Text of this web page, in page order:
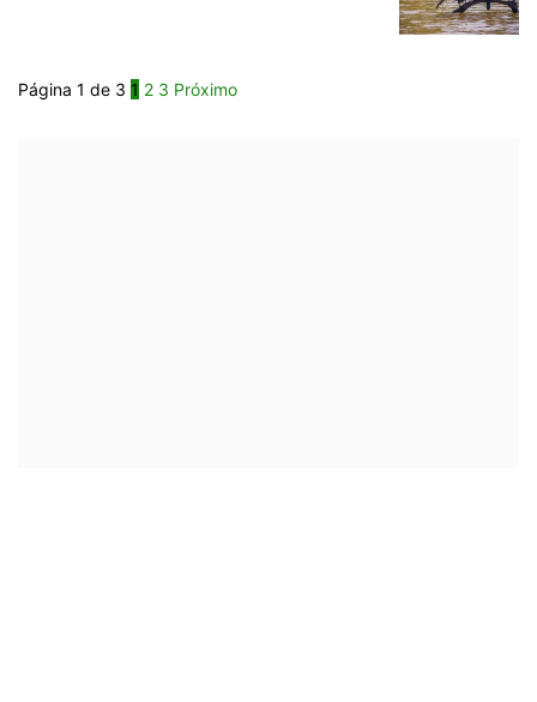
Página 1 de 3 1 2 3 Próximo